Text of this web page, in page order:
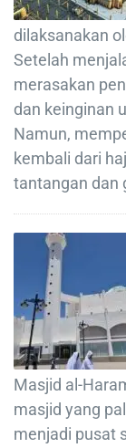
dilaksanakan
Setelah
merasakan
dan keinginan
Namun,
kembali dari
tantangan dan
Masjid al-
masjid yang
menjadi pusat